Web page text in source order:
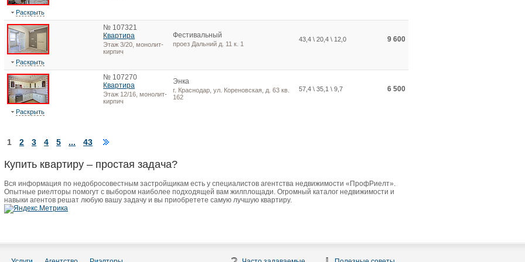
Раскрыть
№ 107321
Квартира
Этаж 3/20, монолит-
кирпич
Фестивальный
проез Дальний д. 11 к. 1
43,4 \ 20,4 \ 12,0 9 600
Раскрыть
№ 107270
Квартира
Этаж 12/16, монолит-
кирпич
Энка
г. Краснодар, ул. Кореновская, д. 63 кв.
162
57,4 \ 35,1 \ 9,7 6 500
Раскрыть
1 2 3 4 5 ... 43
Купить квартиру – простая задача?
Вся информация по недобросовестным застройщикам есть у специалистов агентства недвижимости «ПрофРиелт».
Опытные риелторы помогут с выбором наиболее подходящей вам жилплощади. Огромный каталог недвижимости и
навыки агентов решат любую вашу задачу и вы приобретете самую лучшую квартиру.